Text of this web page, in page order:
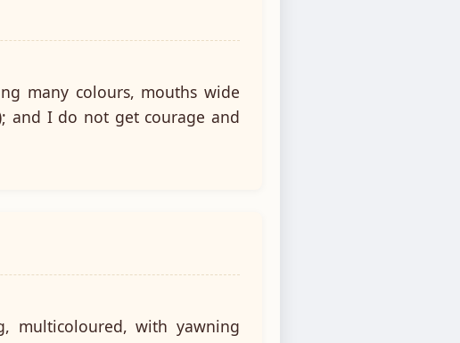
many colours, mouths wide
and I do not get courage and
multicoloured, with yawning